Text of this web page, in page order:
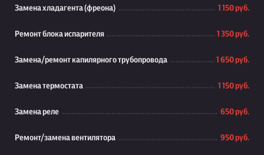
Замена хладагента (фреона) 1 150 руб.
Ремонт блока испарителя 1 350 руб.
Замена/ремонт капилярного трубопровода 1 650 руб.
Замена термостата 1 150 руб.
Замена реле 650 руб.
Ремонт/замена вентилятора 950 руб.